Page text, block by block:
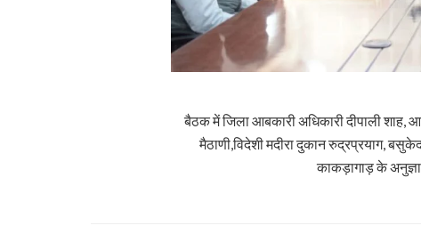
बैठक में जिला आबकारी अधिकारी दीपाली शाह,
मैठाणी,विदेशी मदीरा दुकान रुद्रप्रयाग,
काकड़ागाड़ के